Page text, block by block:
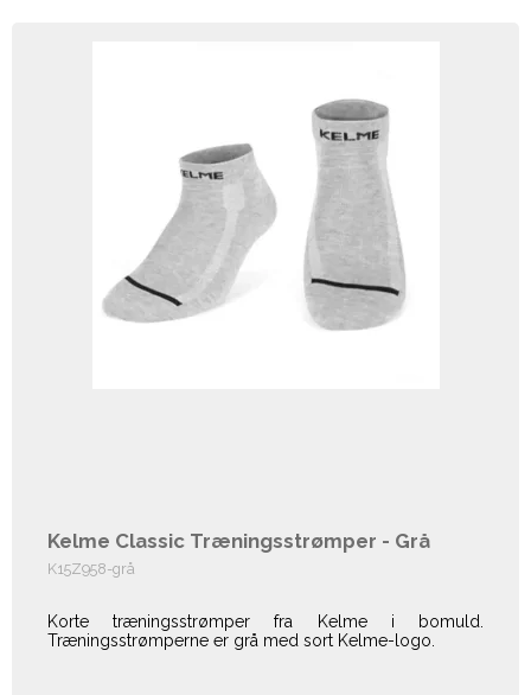
Kelme Classic Træningsstrømper - Grå
K15Z958-grå
Korte træningsstrømper fra Kelme i bomuld.
Træningsstrømperne er grå med sort Kelme-logo.